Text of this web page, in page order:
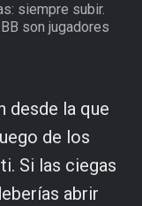
siempre subir.
son jugadores
desde la que
de los
Si las ciegas
abrir